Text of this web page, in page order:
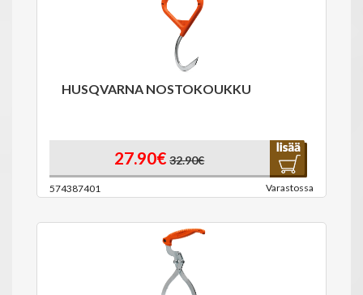
HUSQVARNA NOSTOKOUKKU
27.90€ 32.90€
574387401 Varastossa